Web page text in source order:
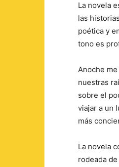
La novela
las
poética y
tono es
Anoche
nuestras
sobre el
viajar a un
más
La novela
rodeada